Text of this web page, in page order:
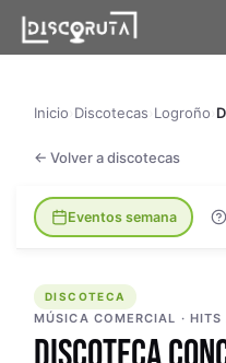
content
Inicio Discotecas Logroño
← Volver a discotecas
DISCOTECA
Eventos semana
DISCOTECA
MÚSICA COMERCIAL ·